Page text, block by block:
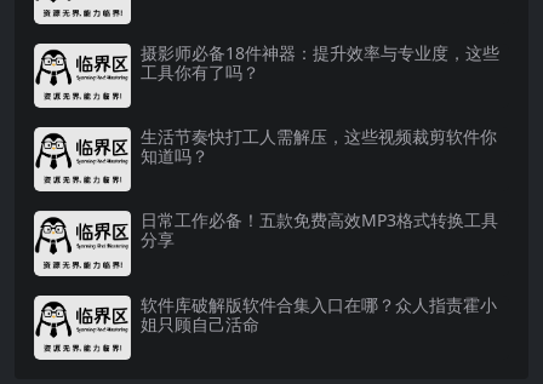
摄影师必备18件神器：提升效率与专业度，这些
工具你有了吗？
生活节奏快打工人需解压，这些视频裁剪软件你
知道吗？
日常工作必备！五款免费高效MP3格式转换工具
分享
软件库破解版软件合集入口在哪？众人指责霍小
姐只顾自己活命